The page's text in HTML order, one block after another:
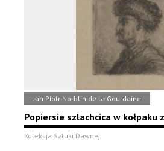
Jan Piotr Norblin de la Gourdaine
Popiersie szlachcica w kołpaku
Kolekcja Sztuki Dawnej